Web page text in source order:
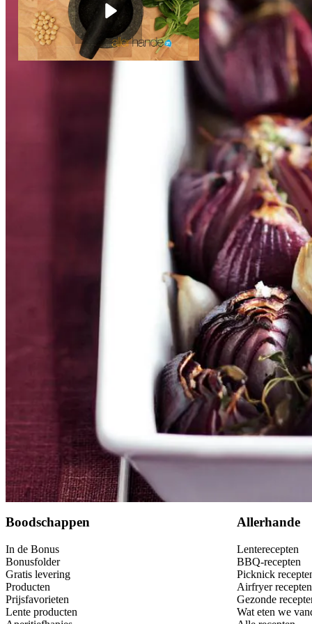
bolknoflook
Boodschappen
In de Bonus
Bonusfolder
Gratis levering
Producten
Prijsfavorieten
Lente producten
Allerhande
Lenterecepten
BBQ-recepten
Picknick
Airfryer recepten
Gezonde
Wat eten we